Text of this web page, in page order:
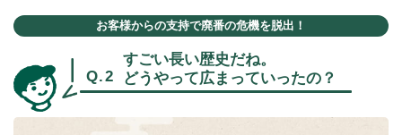
お客様からの支持で廃番の危機を脱出！
すごい⻑い歴史だね。
どうやって広まっていったの？